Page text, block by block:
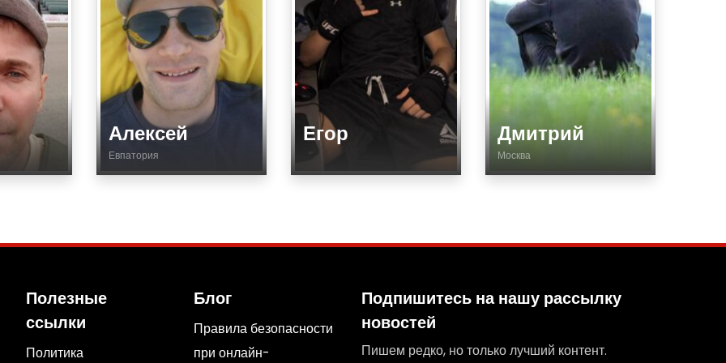
Алексей
Евпатория
Егор
Подготовка
Активность
Дмитрий
Москва
Соревнования
Подготовка
Полезные
ссылки
Политика
Блог
Правила безопасности
при онлайн-
Подпишитесь на нашу рассылку
новостей
Пишем редко, но только лучший контент.